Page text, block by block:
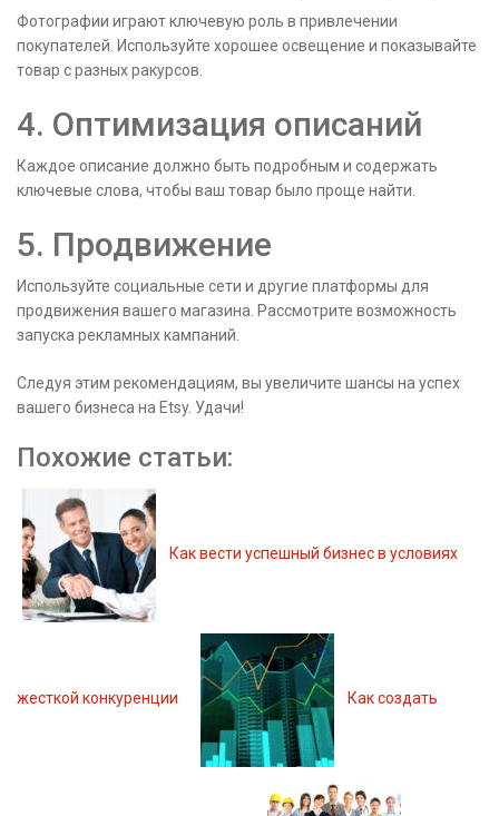
Фотографии играют ключевую роль в привлечении
покупателей. Используйте хорошее освещение и показывайте
товар с разных ракурсов.
4. Оптимизация описаний
Каждое описание должно быть подробным и содержать
ключевые слова, чтобы ваш товар было проще найти.
5. Продвижение
Используйте социальные сети и другие платформы для
продвижения вашего магазина. Рассмотрите возможность
запуска рекламных кампаний.
Следуя этим рекомендациям, вы увеличите шансы на успех
вашего бизнеса на Etsy. Удачи!
Похожие статьи:
Как вести успешный бизнес в условиях
жесткой конкуренции Как создать